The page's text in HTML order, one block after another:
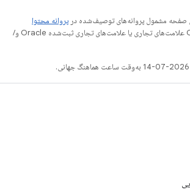
صفحه مشمول پروانه‌های توصیف‌شده در پروانه محتوا
هستند. جاوا و OpenJDK علامت‌های تجاری یا علامت‌های تجاری ثبت‌شده Oracle و/